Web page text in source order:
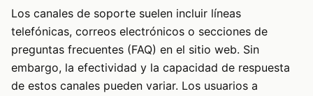
Los canales de soporte suelen incluir líneas
telefónicas, correos electrónicos o secciones de
preguntas frecuentes (FAQ) en el sitio web. Sin
embargo, la efectividad y la capacidad de respuesta
de estos canales pueden variar. Los usuarios a